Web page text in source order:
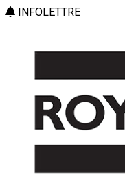
INFOLETTRE